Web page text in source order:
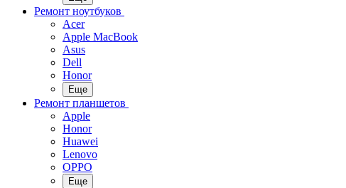
Ремонт ноутбуков
Acer
Apple MacBook
Asus
Dell
Honor
Еще
Ремонт планшетов
Apple
Honor
Huawei
Lenovo
OPPO
Еще